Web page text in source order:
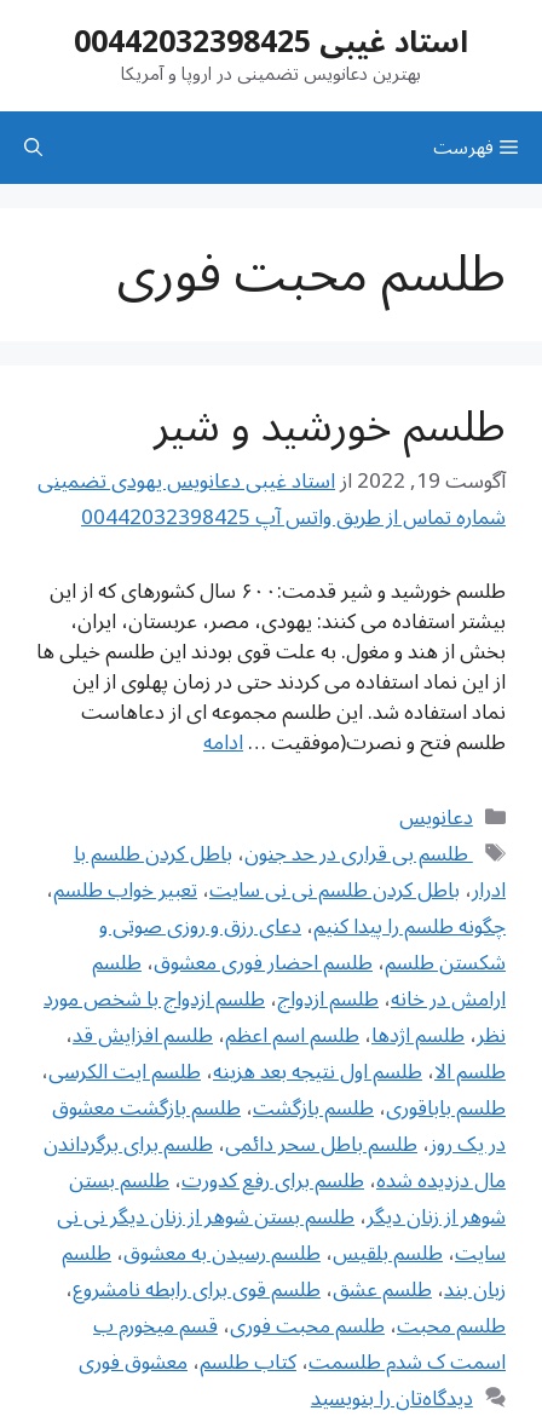
استاد غیبی 00442032398425
بهترین دعانویس تضمینی در اروپا و آمریکا
فهرست
طلسم محبت فوری
طلسم خورشید و شیر
آگوست 19, 2022 ازاستاد غیبی دعانویس یهودی تضمینی
شماره تماس از طریق واتس آپ 00442032398425
طلسم خورشید و شیر قدمت:۶۰۰ سال کشورهای که از این
بیشتر استفاده می کنند: یهودی، مصر، عربستان، ایران،
بخش از هند و مغول. به علت قوی بودند این طلسم خیلی ها
از این نماد استفاده می کردند حتی در زمان پهلوی از این
نماد استفاده شد. این طلسم مجموعه ای از دعاهاست
طلسم فتح و نصرت(موفقیت …ادامه
دسته‌ها
دعانویس
برچسب‌ها
‌ طلسم بی قراری در حد جنون،باطل كردن طلسم با
ادرار،باطل كردن طلسم نی نی سایت،تعبیر خواب طلسم،
چگونه طلسم را پیدا کنیم،دعای رزق و روزی صوتی و
شکستن طلسم،طلسم احضار فوری معشوق،طلسم
ارامش در خانه،طلسم ازدواج،طلسم ازدواج با شخص مورد
نظر،طلسم اژدها،طلسم اسم اعظم،طلسم افزایش قد،
طلسم الا،طلسم اول نتیجه بعد هزینه،طلسم ایت الکرسی،
طلسم باباقوری،طلسم بازگشت،طلسم بازگشت معشوق
در یک روز،طلسم باطل سحر دائمی،طلسم برای برگرداندن
مال دزدیده شده،طلسم برای رفع کدورت،طلسم بستن
شوهر از زنان دیگر،طلسم بستن شوهر از زنان دیگر نی نی
سایت،طلسم بلقیس،طلسم رسیدن به معشوق،طلسم
زبان بند،طلسم عشق،طلسم قوی برای رابطه نامشروع،
طلسم محبت،طلسم محبت فوری،قسم میخورم ب
اسمت ک شدم طلسمت،کتاب طلسم،معشوق فوری
دیدگاه‌تان را بنویسید